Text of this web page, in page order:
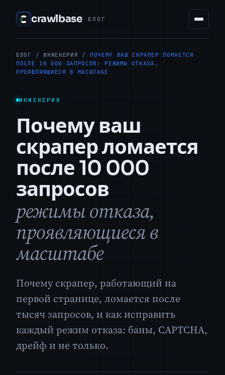
crawlbase БЛОГ
БЛОГ / ИНЖЕНЕРИЯ /
ПОЧЕМУ ВАШ СКРАПЕР ЛОМАЕТСЯ
ПОСЛЕ 10 000 ЗАПРОСОВ: РЕЖИМЫ ОТКАЗА,
ПРОЯВЛЯЮЩИЕСЯ В МАСШТАБЕ
ИНЖЕНЕРИЯ
Почему ваш
скрапер ломается
после 10 000
запросов
режимы отказа,
проявляющиеся в
масштабе
Почему скрапер, работающий на
первой странице, ломается после
тысяч запросов, и как исправить
каждый режим отказа: баны, CAPTCHA,
дрейф и не только.